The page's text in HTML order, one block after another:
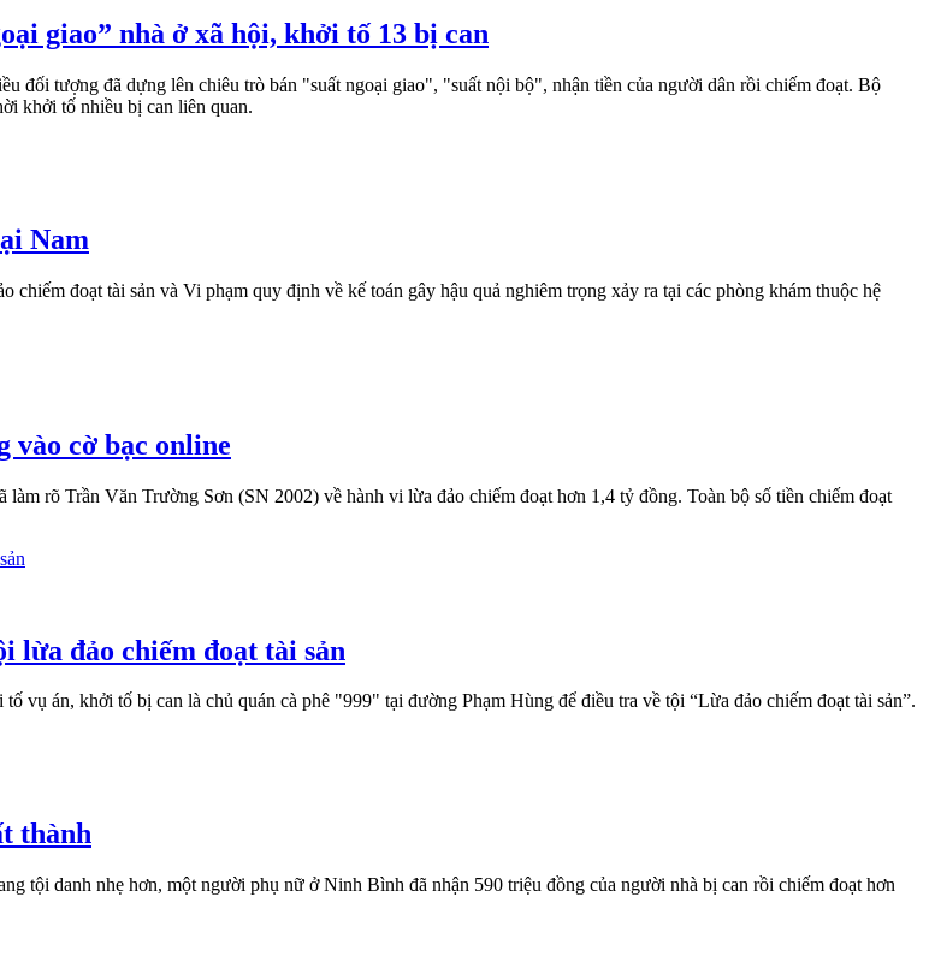
giao” nhà ở xã hội, khởi tố 13 bị can
đối tượng đã dựng lên chiêu trò bán "suất ngoại giao", "suất nội bộ", nhận tiền của người dân rồi chiếm đoạt. Bộ
khởi tố nhiều bị can liên quan.
Nam
đoạt tài sản và Vi phạm quy định về kế toán gây hậu quả nghiêm trọng xảy ra tại các phòng khám thuộc hệ
vào cờ bạc online
rõ Trần Văn Trường Sơn (SN 2002) về hành vi lừa đảo chiếm đoạt hơn 1,4 tỷ đồng. Toàn bộ số tiền chiếm đoạt
lừa đảo chiếm đoạt tài sản
án, khởi tố bị can là chủ quán cà phê "999" tại đường Phạm Hùng để điều tra về tội “Lừa đảo chiếm đoạt tài sản”.
thành
tội danh nhẹ hơn, một người phụ nữ ở Ninh Bình đã nhận 590 triệu đồng của người nhà bị can rồi chiếm đoạt hơn